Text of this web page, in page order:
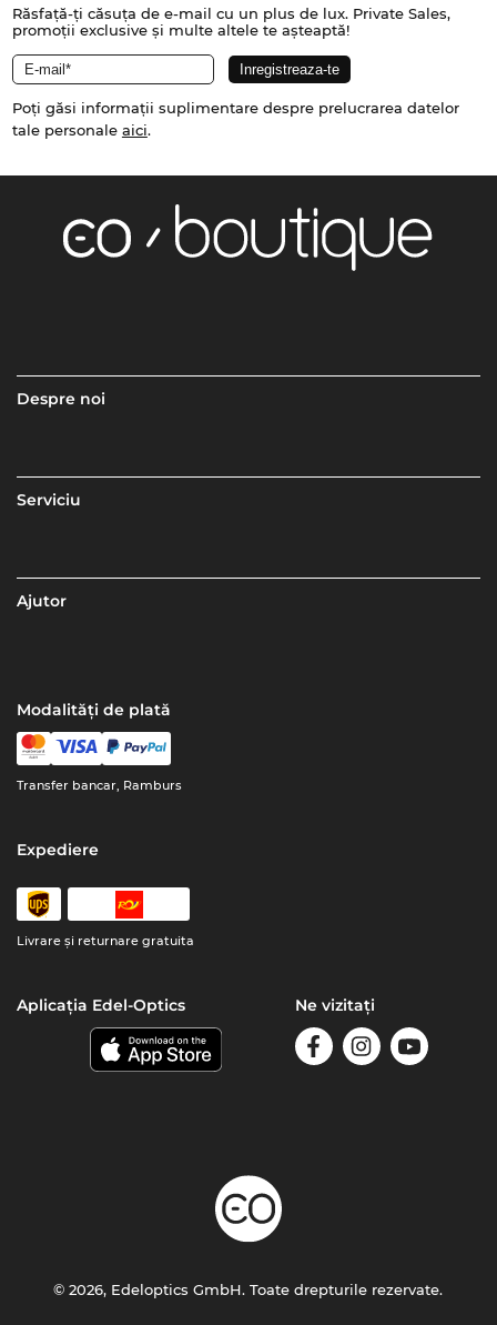
Răsfață-ți căsuța de e-mail cu un plus de lux. Private Sales,
promoții exclusive și multe altele te așteaptă!
Poți găsi informații suplimentare despre prelucrarea datelor
tale personale aici.
Despre noi
Serviciu
Ajutor
Modalități de plată
Transfer bancar, Ramburs
Expediere
Livrare şi returnare gratuita
Aplicația Edel-Optics Ne vizitați
© 2026, Edeloptics GmbH. Toate drepturile rezervate.